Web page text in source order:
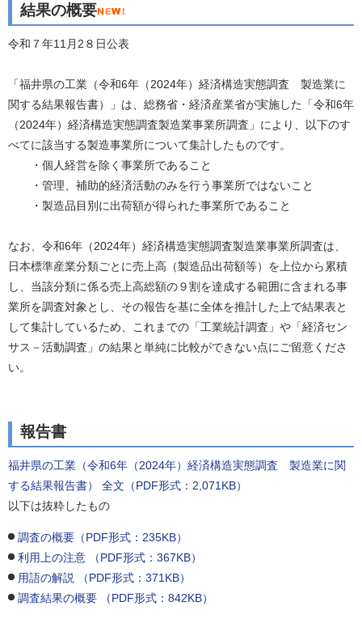
結果の概要
令和７年11月2８日公表
「福井県の工業（令和6年（2024年）経済構造実態調査 製造業に
関する結果報告書）」は、総務省・経済産業省が実施した「令和6年
（2024年）経済構造実態調査製造業事業所調査」により、以下のす
べてに該当する製造事業所について集計したものです。
・個人経営を除く事業所であること
・管理、補助的経済活動のみを行う事業所ではないこと
・製造品目別に出荷額が得られた事業所であること
なお、令和6年（2024年）経済構造実態調査製造業事業所調査は、
日本標準産業分類ごとに売上高（製造品出荷額等）を上位から累積
し、当該分類に係る売上高総額の９割を達成する範囲に含まれる事
業所を調査対象とし、その報告を基に全体を推計した上で結果表と
して集計しているため、これまでの「工業統計調査」や「経済セン
サス－活動調査」の結果と単純に比較ができない点にご留意くださ
い。
報告書
福井県の工業（令和6年（2024年）経済構造実態調査 製造業に関
する結果報告書） 全文（PDF形式：2,071KB）
以下は抜粋したもの
調査の概要（PDF形式：235KB）
利用上の注意 （PDF形式：367KB）
用語の解説 （PDF形式：371KB）
調査結果の概要 （PDF形式：842KB）